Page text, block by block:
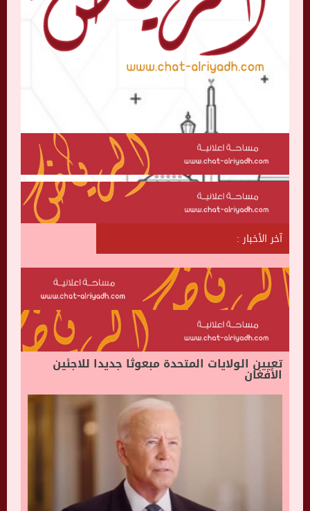
آخر الأخبار :
تعيين الولايات المتحدة مبعوثا جديدا للاجئين
الأفغان